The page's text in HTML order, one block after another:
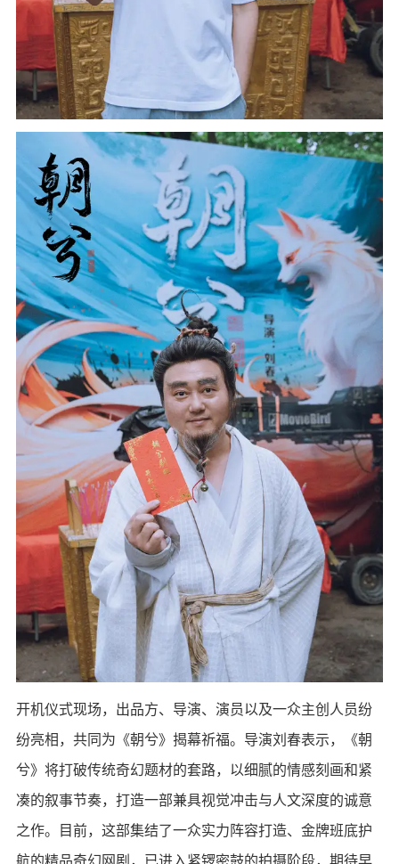
开机仪式现场，出品方、导演、演员以及一众主创人员纷
纷亮相，共同为《朝兮》揭幕祈福。导演刘春表示，《朝
兮》将打破传统奇幻题材的套路，以细腻的情感刻画和紧
凑的叙事节奏，打造一部兼具视觉冲击与人文深度的诚意
之作。目前，这部集结了一众实力阵容打造、金牌班底护